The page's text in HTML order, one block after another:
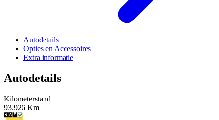
Autodetails
Opties en Accessoires
Extra informatie
Autodetails
Kilometerstand
93.926 Km